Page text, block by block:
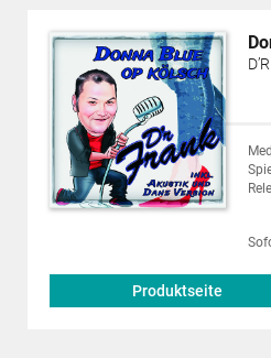
Produktseite